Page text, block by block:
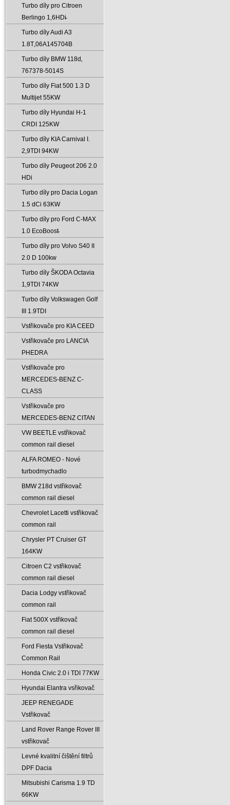
Turbo díly pro Citroen
Berlingo 1‚6HDi̵
Turbo díly Audi A3
1.8T‚06A145704B
Turbo díly BMW 118d‚
767378-5014S
Turbo díly Fiat 500 1.3 D
Multijet 55KW
Turbo díly Hyundai H-1
CRDI 125KW
Turbo díly KIA Carnival I.
2‚9TDI 94KW
Turbo díly Peugeot 206 2.0
HDi
Turbo díly pro Dacia Logan
1.5 dCi 63KW
Turbo díly pro Ford C-MAX
1.0 EcoBoost̵
Turbo díly pro Volvo S40 II
2.0 D 100kw
Turbo díly ŠKODA Octavia
1‚9TDI 74KW
Turbo díly Volkswagen Golf
III 1.9TDI
Vstřikovače pro KIA CEED
Vstřikovače pro LANCIA
PHEDRA
Vstřikovače pro
MERCEDES-BENZ C-
CLASS
Vstřikovače pro
MERCEDES-BENZ CITAN
VW BEETLE vstřikovač
common rail diesel
ALFA ROMEO - Nové
turbodmychadlo
BMW 218d vstřikovač
common rail diesel
Chevrolet Lacetti vstřikovač
common rail
Chrysler PT Cruiser GT
164KW
Citroen C2 vstřikovač
common rail diesel
Dacia Lodgy vstřikovač
common rail
Fiat 500X vstřikovač
common rail diesel
Ford Fiesta Vstřikovač
Common Rail
Honda Civic 2.0 i TDI 77KW
Hyundai Elantra vsřikovač
JEEP RENEGADE
Vstřikovač
Land Rover Range Rover III
vstřikovač
Levné kvalitní čištění filtrů
DPF Dacia
Mitsubishi Carisma 1.9 TD
66KW